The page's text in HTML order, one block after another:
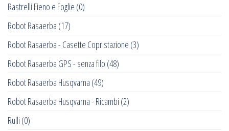
Rastrelli Fieno e Foglie (0)
Robot Rasaerba (17)
Robot Rasaerba - Casette Copristazione (3)
Robot Rasaerba GPS - senza filo (48)
Robot Rasaerba Husqvarna (49)
Robot Rasaerba Husqvarna - Ricambi (2)
Rulli (0)